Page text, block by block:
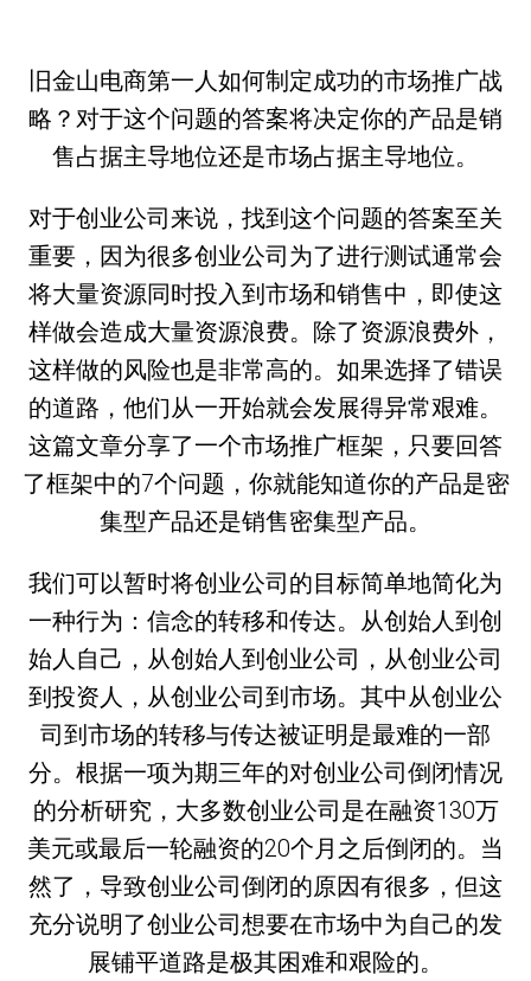
旧金山电商第一人如何制定成功的市场推广战
略？对于这个问题的答案将决定你的产品是销
售占据主导地位还是市场占据主导地位。
对于创业公司来说，找到这个问题的答案至关
重要，因为很多创业公司为了进行测试通常会
将大量资源同时投入到市场和销售中，即使这
样做会造成大量资源浪费。除了资源浪费外，
这样做的风险也是非常高的。如果选择了错误
的道路，他们从一开始就会发展得异常艰难。
这篇文章分享了一个市场推广框架，只要回答
了框架中的7个问题，你就能知道你的产品是密
集型产品还是销售密集型产品。
我们可以暂时将创业公司的目标简单地简化为
一种行为：信念的转移和传达。从创始人到创
始人自己，从创始人到创业公司，从创业公司
到投资人，从创业公司到市场。其中从创业公
司到市场的转移与传达被证明是最难的一部
分。根据一项为期三年的对创业公司倒闭情况
的分析研究，大多数创业公司是在融资130万
美元或最后一轮融资的20个月之后倒闭的。当
然了，导致创业公司倒闭的原因有很多，但这
充分说明了创业公司想要在市场中为自己的发
展铺平道路是极其困难和艰险的。